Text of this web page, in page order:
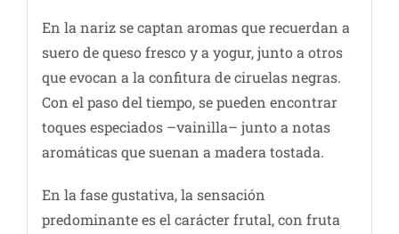
En la nariz se captan aromas que recuerdan a
suero de queso fresco y a yogur, junto a otros
que evocan a la confitura de ciruelas negras.
Con el paso del tiempo, se pueden encontrar
toques especiados –vainilla– junto a notas
aromáticas que suenan a madera tostada.
En la fase gustativa, la sensación
predominante es el carácter frutal, con fruta